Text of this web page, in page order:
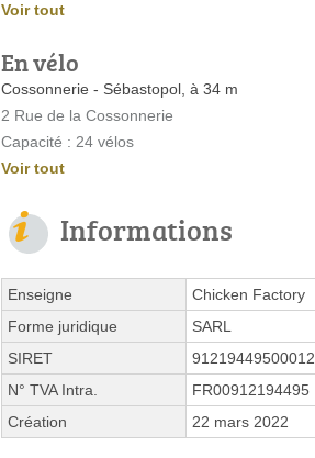
Voir tout
En vélo
Cossonnerie - Sébastopol, à 34 m
2 Rue de la Cossonnerie
Capacité : 24 vélos
Voir tout
Informations
Enseigne
Chicken Factory
Forme juridique
SARL
SIRET
91219449500012
N° TVA Intra.
FR00912194495
Création
22 mars 2022